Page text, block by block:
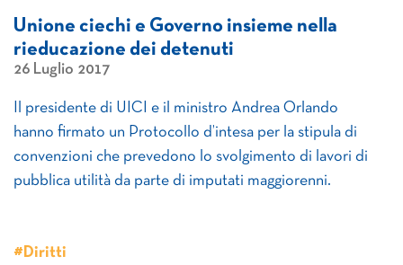
Unione ciechi e Governo insieme nella
rieducazione dei detenuti
26 Luglio 2017
Il presidente di UICI e il ministro Andrea Orlando
hanno firmato un Protocollo d’intesa per la stipula di
convenzioni che prevedono lo svolgimento di lavori di
pubblica utilità da parte di imputati maggiorenni.
#Diritti